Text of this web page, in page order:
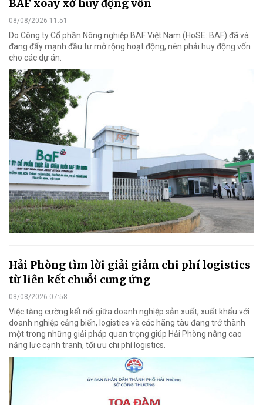
BAF xoay xở huy động vốn
08/08/2026 11:51
Do Công ty Cổ phần Nông nghiệp BAF Việt Nam (HoSE: BAF) đã và
đang đẩy mạnh đầu tư mở rộng hoạt động, nên phải huy động vốn
cho các dự án.
Hải Phòng tìm lời giải giảm chi phí logistics
từ liên kết chuỗi cung ứng
08/08/2026 07:58
Việc tăng cường kết nối giữa doanh nghiệp sản xuất, xuất khẩu với
doanh nghiệp cảng biển, logistics và các hãng tàu đang trở thành
một trong những giải pháp quan trọng giúp Hải Phòng nâng cao
năng lực cạnh tranh, tối ưu chi phí logistics.